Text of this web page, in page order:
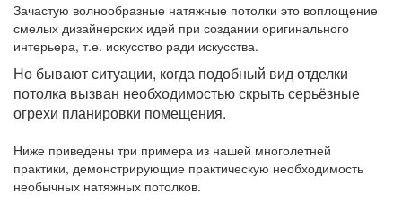
Зачастую волнообразные натяжные потолки это воплощение
смелых дизайнерских идей при создании оригинального
интерьера, т.е. искусство ради искусства.
Но бывают ситуации, когда подобный вид отделки
потолка вызван необходимостью скрыть серьёзные
огрехи планировки помещения.
Ниже приведены три примера из нашей многолетней
практики, демонстрирующие практическую необходимость
необычных натяжных потолков.